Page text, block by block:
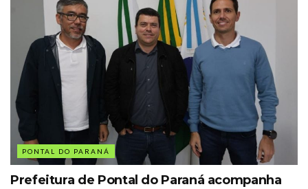
PONTAL DO PARANÁ
Prefeitura de Pontal do Paraná acompanha